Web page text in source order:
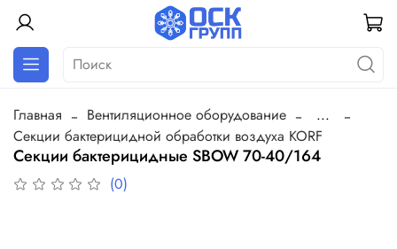
Главная Вентиляционное оборудование
...
Секции бактерицидной обработки воздуха KORF
Секции бактерицидные SBOW 70-40/164
(0)